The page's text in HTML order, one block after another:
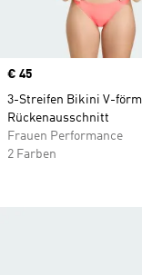
Price
€ 45
3-Streifen Bikini V-
Rückenausschnitt
Frauen Performance
2 Farben